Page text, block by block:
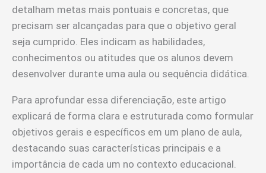
detalham metas mais pontuais e concretas, que
precisam ser alcançadas para que o objetivo geral
seja cumprido. Eles indicam as habilidades,
conhecimentos ou atitudes que os alunos devem
desenvolver durante uma aula ou sequência didática.
Para aprofundar essa diferenciação, este artigo
explicará de forma clara e estruturada como formular
objetivos gerais e específicos em um plano de aula,
destacando suas características principais e a
importância de cada um no contexto educacional.